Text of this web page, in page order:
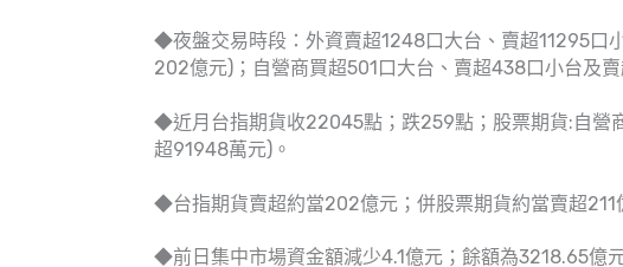
◆夜盤交易時段：外資賣超1248口大台、賣超11295口
202億元)；自營商買超501口大台、賣超438口小台及賣
◆近月台指期貨收22045點；跌259點；股票期貨:自營
超91948萬元)。
◆台指期貨賣超約當202億元；併股票期貨約當賣超211
◆前日集中市場資金額減少4.1億元；餘額為3218.65億